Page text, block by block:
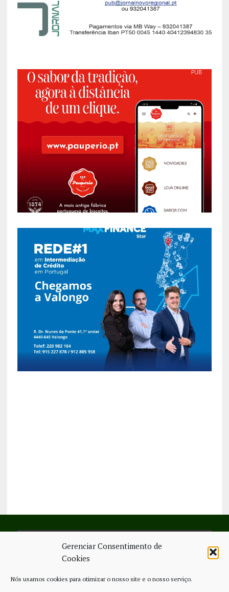
Gerenciar Consentimento de
Cookies
Nós usamos cookies para otimizar o nosso site e o nosso serviço.
SIGA-NOS NO FACEBOOK